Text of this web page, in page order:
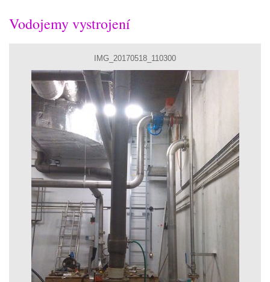
Vodojemy vystrojení
IMG_20170518_110300